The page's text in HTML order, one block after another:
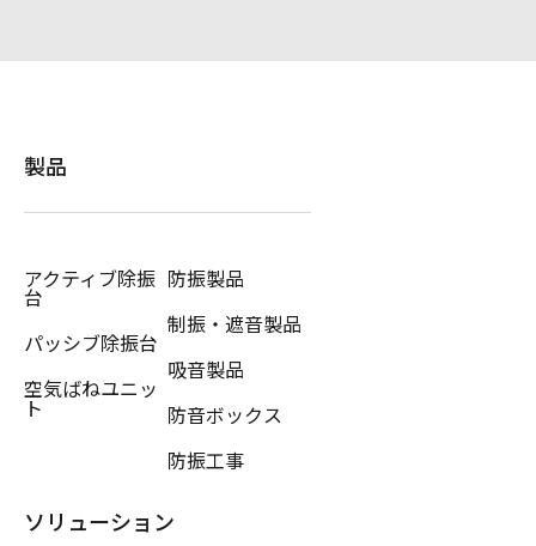
製品
アクティブ除振
台
パッシブ除振台
空気ばねユニッ
ト
防振製品
制振・遮音製品
吸音製品
防音ボックス
防振工事
ソリューション